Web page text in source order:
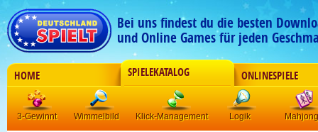
Bei uns findest du die besten
und Online Games für jeden
HOME SPIELEKATALOG ONLINESPIELE
3-Gewinnt Wimmelbild Klick-Management Logik Mahjong